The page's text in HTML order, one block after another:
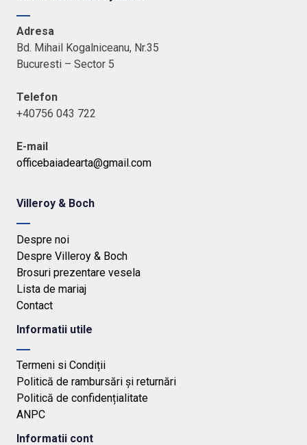
Adresa
Bd. Mihail Kogalniceanu, Nr.35
Bucuresti – Sector 5
Telefon
+40756 043 722
E-mail
officebaiadearta@gmail.com
Villeroy & Boch
Despre noi
Despre Villeroy & Boch
Brosuri prezentare vesela
Lista de mariaj
Contact
Informatii utile
Termeni si Condiții
Politică de rambursări și returnări
Politică de confidențialitate
ANPC
Informatii cont